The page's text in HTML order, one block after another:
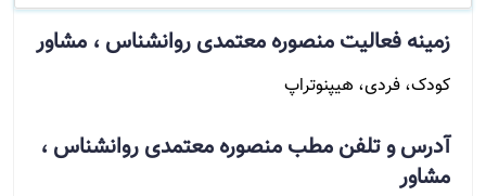
زمینه فعالیت منصوره معتمدی روانشناس ، مشاور
کودک، فردی، هیپنوتراپ
آدرس و تلفن مطب منصوره معتمدی روانشناس ،
مشاور